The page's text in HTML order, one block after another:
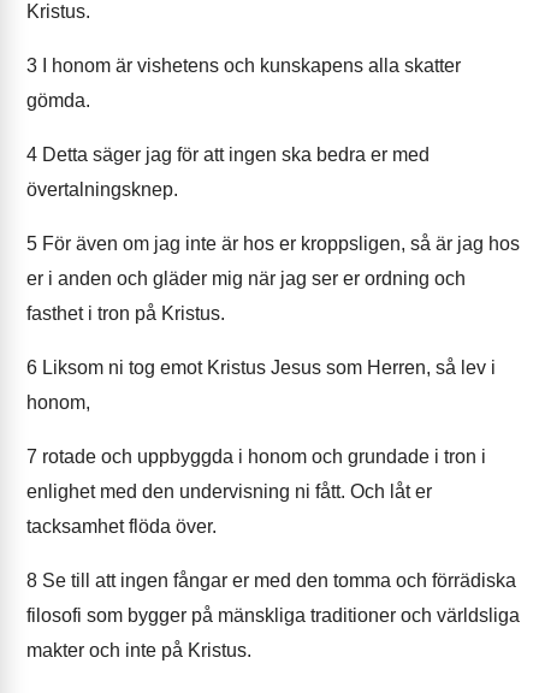
Kristus.
3 I honom är vishetens och kunskapens alla skatter
gömda.
4 Detta säger jag för att ingen ska bedra er med
övertalningsknep.
5 För även om jag inte är hos er kroppsligen, så är jag hos
er i anden och gläder mig när jag ser er ordning och
fasthet i tron på Kristus.
6 Liksom ni tog emot Kristus Jesus som Herren, så lev i
honom,
7 rotade och uppbyggda i honom och grundade i tron i
enlighet med den undervisning ni fått. Och låt er
tacksamhet flöda över.
8 Se till att ingen fångar er med den tomma och förrädiska
filosofi som bygger på mänskliga traditioner och världsliga
makter och inte på Kristus.